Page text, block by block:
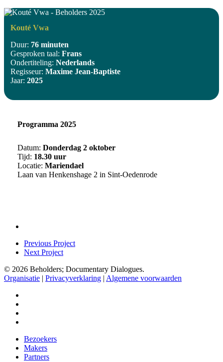
Kouté Vwa
Duur: 76 minuten
Gesproken taal:Frans
Ondertiteling:Nederlands
Regisseur:Maxime Jean-Baptiste
Jaar:2025
Programma 2025
Datum: Donderdag 2 oktober
Tijd: 18.30 uur
Locatie: Mariendael
Laan van Henkenshage 2 in Sint-Oedenrode
Previous Project
Next Project
© 2026 Beholders; Documentary Dialogues.
Organisatie | Privacyverklaring | Algemene voorwaarden
Close
Menu
Bezoekers
Makers
Partners